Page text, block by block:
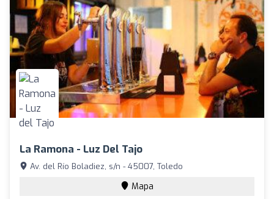
La Ramona - Luz Del Tajo
Av. del Río Boladiez, s/n - 45007, Toledo
Mapa